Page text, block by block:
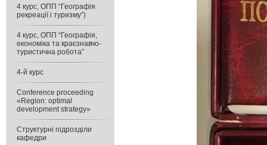
4 курс, ОПП “Географія
рекреації і туризму”)
4 курс, ОПП “Географія,
економіка та краєзнавчо-
туристична робота”
4-й курс
Conference proceeding
«Region: optimal
development strategy»
Cтруктурні підрозділи
кафедри